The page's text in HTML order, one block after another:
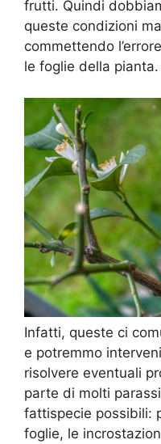
frutti. Quindi
queste condizioni
commettendo
le foglie della pianta.
Infatti, queste ci
e potremmo
risolvere eventuali
parte di molti
fattispecie possibili:
foglie, le